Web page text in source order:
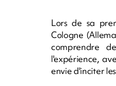
Lors de sa
Cologne
comprendre
l'expérience,
envie d'inciter